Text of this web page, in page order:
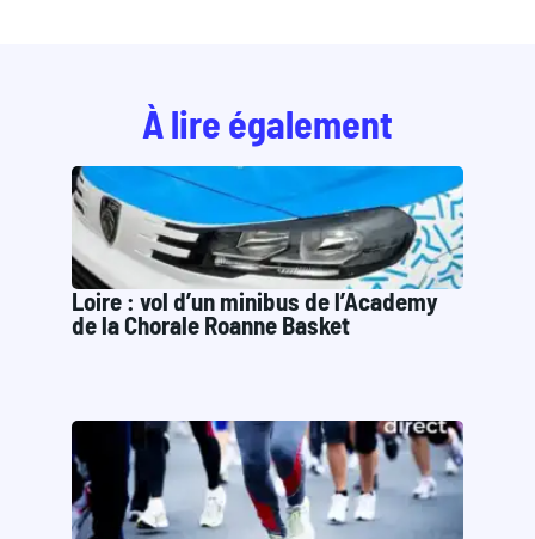
À lire également
Loire : vol d’un minibus de l’Academy
de la Chorale Roanne Basket